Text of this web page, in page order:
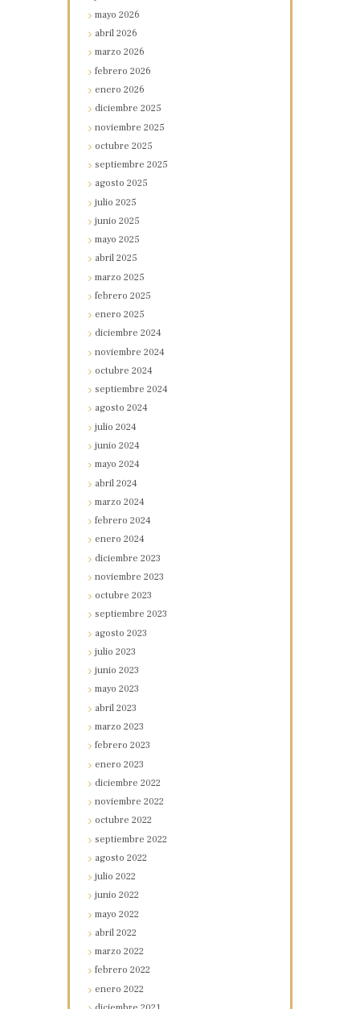
mayo2026
abril2026
marzo2026
febrero2026
enero2026
diciembre2025
noviembre2025
octubre2025
septiembre2025
agosto2025
julio2025
junio2025
mayo2025
abril2025
marzo2025
febrero2025
enero2025
diciembre2024
noviembre2024
octubre2024
septiembre2024
agosto2024
julio2024
junio2024
mayo2024
abril2024
marzo2024
febrero2024
enero2024
diciembre2023
noviembre2023
octubre2023
septiembre2023
agosto2023
julio2023
junio2023
mayo2023
abril2023
marzo2023
febrero2023
enero2023
diciembre2022
noviembre2022
octubre2022
septiembre2022
agosto2022
julio2022
junio2022
mayo2022
abril2022
marzo2022
febrero2022
enero2022